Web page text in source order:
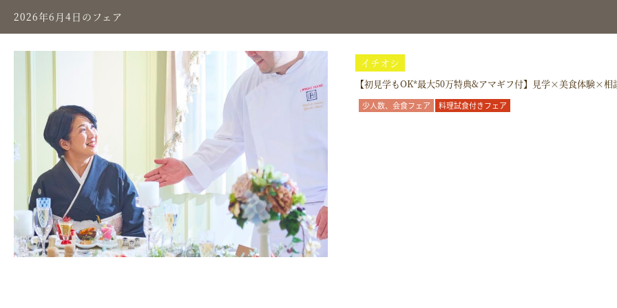
2026年6月4日のフェア
イチオシ
【初見学もOK*最大50万特典&アマギフ付】見学×美食体験×相
少人数、会食フェア 料理試食付きフェア